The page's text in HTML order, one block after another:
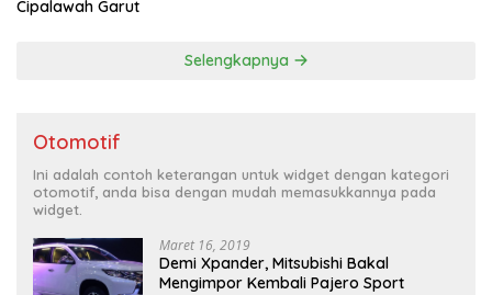
Cipalawah Garut
Selengkapnya
Otomotif
Ini adalah contoh keterangan untuk widget dengan kategori
otomotif, anda bisa dengan mudah memasukkannya pada
widget.
Maret 16, 2019
Demi Xpander, Mitsubishi Bakal
Mengimpor Kembali Pajero Sport